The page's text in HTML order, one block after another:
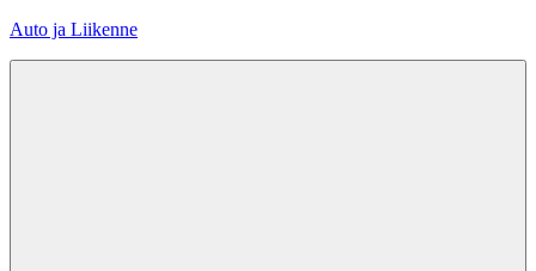
Skip
Auto ja Liikenne